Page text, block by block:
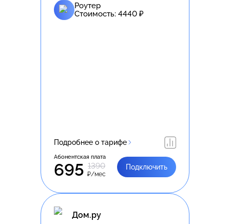
Роутер
Стоимость: 4440 ₽
Подробнее о тарифе
Абонентская плата
695 1390
₽/мес
Подключить
Дом.ру